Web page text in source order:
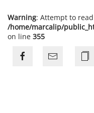
Warning: Attempt to
/home/marcalip/
on line 355